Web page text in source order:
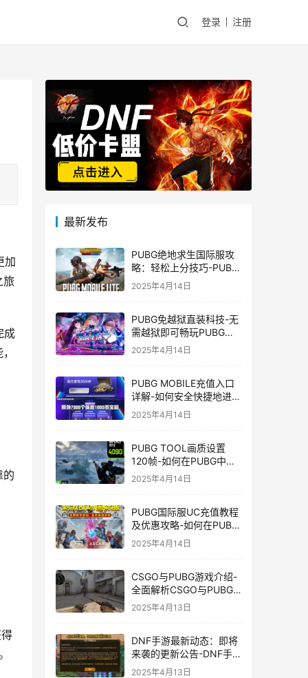
登录 注册
加
旅
成
的
最新发布
PUBG绝地求生国际服攻
略：轻松上分技巧-PUBG
绝地求生国际服新手入门
2025年4月14日
PUBG免越狱直装科技-无
需越狱即可畅玩PUBG的
安装技巧
2025年4月14日
PUBG MOBILE充值入口
详解-如何安全快捷地进行
PUBG MOBILE充值
2025年4月14日
PUBG TOOL画质设置
120帧-如何在PUBG中使
用PUBG TOOL实现120
2025年4月14日
PUBG国际服UC充值教程
及优惠攻略-如何在PUBG
国际服中进行高效且安全
的UC充值
2025年4月14日
CSGO与PUBG游戏介绍-
全面解析CSGO与PUBG
这两款热门射击游戏
2025年4月13日
DNF手游最新动态：即将
来袭的更新公告-DNF手
游最新消息与更新时间表
2025年4月13日